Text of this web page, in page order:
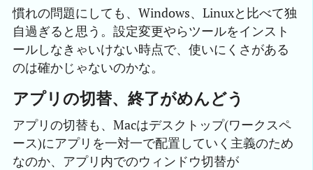
慣れの問題にしても、Windows、Linuxと比べて独
自過ぎると思う。設定変更やらツールをインスト
ールしなきゃいけない時点で、使いにくさがある
のは確かじゃないのかな。
アプリの切替、終了がめんどう
アプリの切替も、Macはデスクトップ(ワークスペ
ース)にアプリを一対一で配置していく主義のため
なのか、アプリ内でのウィンドウ切替が